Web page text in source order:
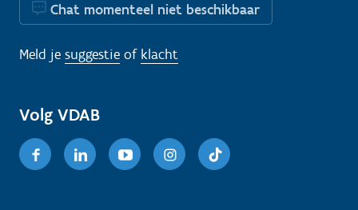
Chat momenteel niet beschikbaar
Meld je suggestie of klacht
Volg VDAB
FacebookLinkedinYoutubeInstagram